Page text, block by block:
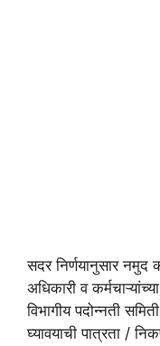
सदर निर्णयानुसार
अधिकारी व
विभागीय पदोन्नती
घ्यावयाची पात्रता /